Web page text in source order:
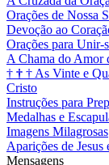
Orações de Nossa
Devoção ao
Orações para Unir-
A Chama do Amor
† † † As Vinte e
Cristo
Instruções para
Medalhas e
Imagens Milagrosas
Aparições de Jesus
Mensagens